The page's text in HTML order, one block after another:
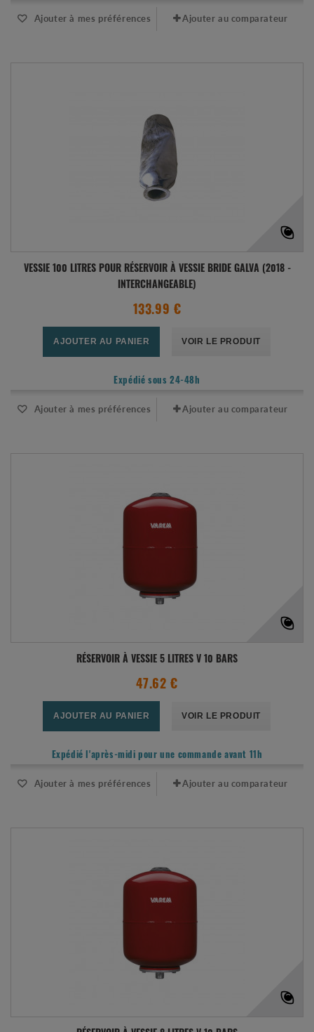
Ajouter à mes préférences Ajouter au comparateur
VESSIE 100 LITRES POUR RÉSERVOIR À VESSIE BRIDE GALVA (2018 -
INTERCHANGEABLE)
133.99 €
AJOUTER AU PANIER VOIR LE PRODUIT
Expédié sous 24-48h
Ajouter à mes préférences Ajouter au comparateur
RÉSERVOIR À VESSIE 5 LITRES V 10 BARS
47.62 €
AJOUTER AU PANIER VOIR LE PRODUIT
Expédié l'après-midi pour une commande avant 11h
Ajouter à mes préférences Ajouter au comparateur